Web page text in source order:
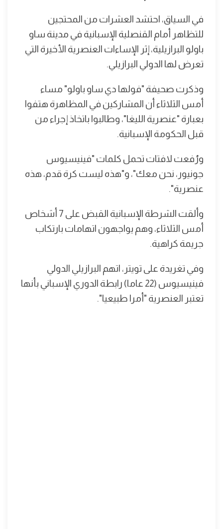
في السياق، احتشد العشرات من المحتجين
للتظاهر أمام القنصلية الإسبانية في مدينة ساو
باولو البرازيلية، إثر الإساءات العنصرية الأخيرة التي
تعرض لها الدولي البرازيلي.
وذكرت صحيفة "فولها دي ساو باولو" مساء
أمس الثلاثاء أن المشاركين في المظاهرة هتفوا
بعبارة "عنصرية الليغا"، وطالبوا باتخاذ إجراء من
قبل الحكومة الإسبانية.
ورُفعت لافتات تحمل كلمات "فينيسيوس
جونيور، نحن معك"، و"هذه ليست كرة قدم، هذه
عنصرية".
وألقت الشرطة الإسبانية القبض على 7 أشخاص
أمس الثلاثاء، وهم يواجهون اتهامات بارتكاب
جريمة كراهية.
وفي تغريدة على تويتر، اتهم البرازيلي الدولي
فينيسيوس (22 عاما) رابطة الدوري الإسباني بأنها
تعتبر العنصرية "أمرا طبيعيا".